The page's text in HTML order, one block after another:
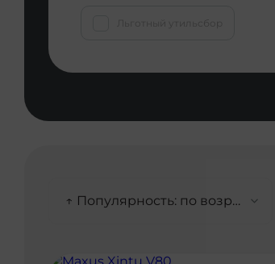
↑ Популярность: по возрастанию